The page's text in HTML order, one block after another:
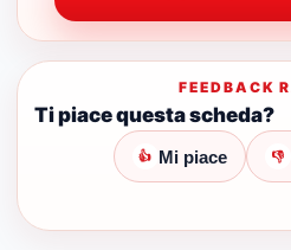
FEEDBACK
Ti piace questa scheda?
👍 Mi piace 👎